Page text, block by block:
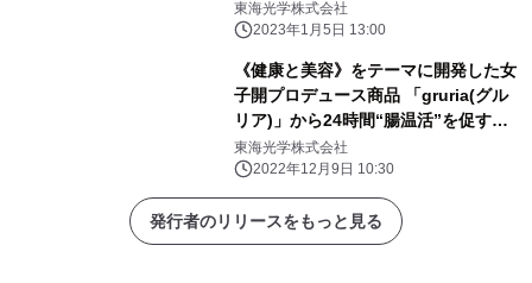
東海光学株式会社
2023年1月5日 13:00
《健康と美容》をテーマに開発した女
子開プロデュース商品 「gruria(グル
リア)」から24時間“腸温活”を促す
「ウエストアクト」が12月9日より発
売
東海光学株式会社
2022年12月9日 10:30
発行者のリリースをもっと見る